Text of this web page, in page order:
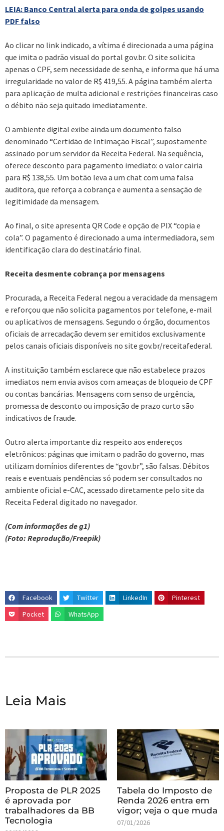
LEIA: Banco Central alerta para onda de golpes usando
PDF falso
Ao clicar no link indicado, a vítima é direcionada a uma página
que imita o padrão visual do portal gov.br. O site solicita
apenas o CPF, sem necessidade de senha, e informa que há uma
irregularidade no valor de R$ 419,55. A página também alerta
para aplicação de multa adicional e restrições financeiras caso
o débito não seja quitado imediatamente.
O ambiente digital exibe ainda um documento falso
denominado “Certidão de Intimação Fiscal”, supostamente
assinado por um servidor da Receita Federal. Na sequência,
oferece desconto para pagamento imediato: o valor cairia
para R$ 138,55. Um botão leva a um chat com uma falsa
auditora, que reforça a cobrança e aumenta a sensação de
legitimidade da mensagem.
Ao final, o site apresenta QR Code e opção de PIX “copia e
cola”. O pagamento é direcionado a uma intermediadora, sem
identificação clara do destinatário final.
Receita desmente cobrança por mensagens
Procurada, a Receita Federal negou a veracidade da mensagem
e reforçou que não solicita pagamentos por telefone, e-mail
ou aplicativos de mensagens. Segundo o órgão, documentos
oficiais de arrecadação devem ser emitidos exclusivamente
pelos canais oficiais disponíveis no site gov.br/receitafederal.
A instituição também esclarece que não estabelece prazos
imediatos nem envia avisos com ameaças de bloqueio de CPF
ou contas bancárias. Mensagens com senso de urgência,
promessa de desconto ou imposição de prazo curto são
indicativos de fraude.
Outro alerta importante diz respeito aos endereços
eletrônicos: páginas que imitam o padrão do governo, mas
utilizam domínios diferentes de “gov.br”, são falsas. Débitos
reais e eventuais pendências só podem ser consultados no
ambiente oficial e-CAC, acessado diretamente pelo site da
Receita Federal digitado no navegador.
(Com informações de g1)
(Foto: Reprodução/Freepik)
Facebook Twitter LinkedIn
Pinterest
Pocket
WhatsApp
Leia Mais
Proposta de PLR 2025
é aprovada por
trabalhadores da BB
Tecnologia
Tabela do Imposto de
Renda 2026 entra em
vigor; veja o que muda
07/01/2026